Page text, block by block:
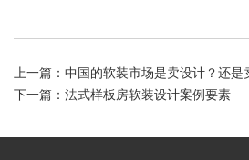
上一篇： 中国的软装市场是卖设计？还是
下一篇： 法式样板房软装设计案例要素